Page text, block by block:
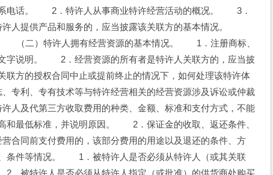
话。　　2．特许人从事商业特许经营活动的概况。　　3．
许人提供产品和服务的，应当披露该关联方的基本情况。
（二）特许人拥有经营资源的基本情况。　　1．注册商标、
说明。　　2．经营资源的所有者是特许人关联方的，应当披
方的授权合同中止或提前终止的情况下，如何处理该特许体
专利、专有技术等与特许经营相关的经营资源涉及诉讼或仲裁
人及代第三方收取费用的种类、金额、标准和支付方式，不能
最低标准，并说明原因。　　2．保证金的收取、返还条件、
合同前支付费用的，该部分费用的用途以及退还的条件、方
件等情况。　　1．被特许人是否必须从特许人（或其关联
．被特许人是否必须从特许人指定（或批准）的供货商处购买